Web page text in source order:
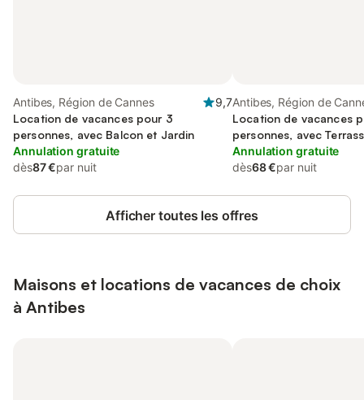
Antibes, Région de Cannes
9,7
Location de vacances pour 3
personnes, avec Balcon et Jardin
Annulation gratuite
dès87 €par nuit
Antibes, Région de
Location de vacances
personnes, avec
Annulation gratuite
dès68 €par nuit
Afficher toutes les offres
Maisons et locations de vacances de choix
à Antibes